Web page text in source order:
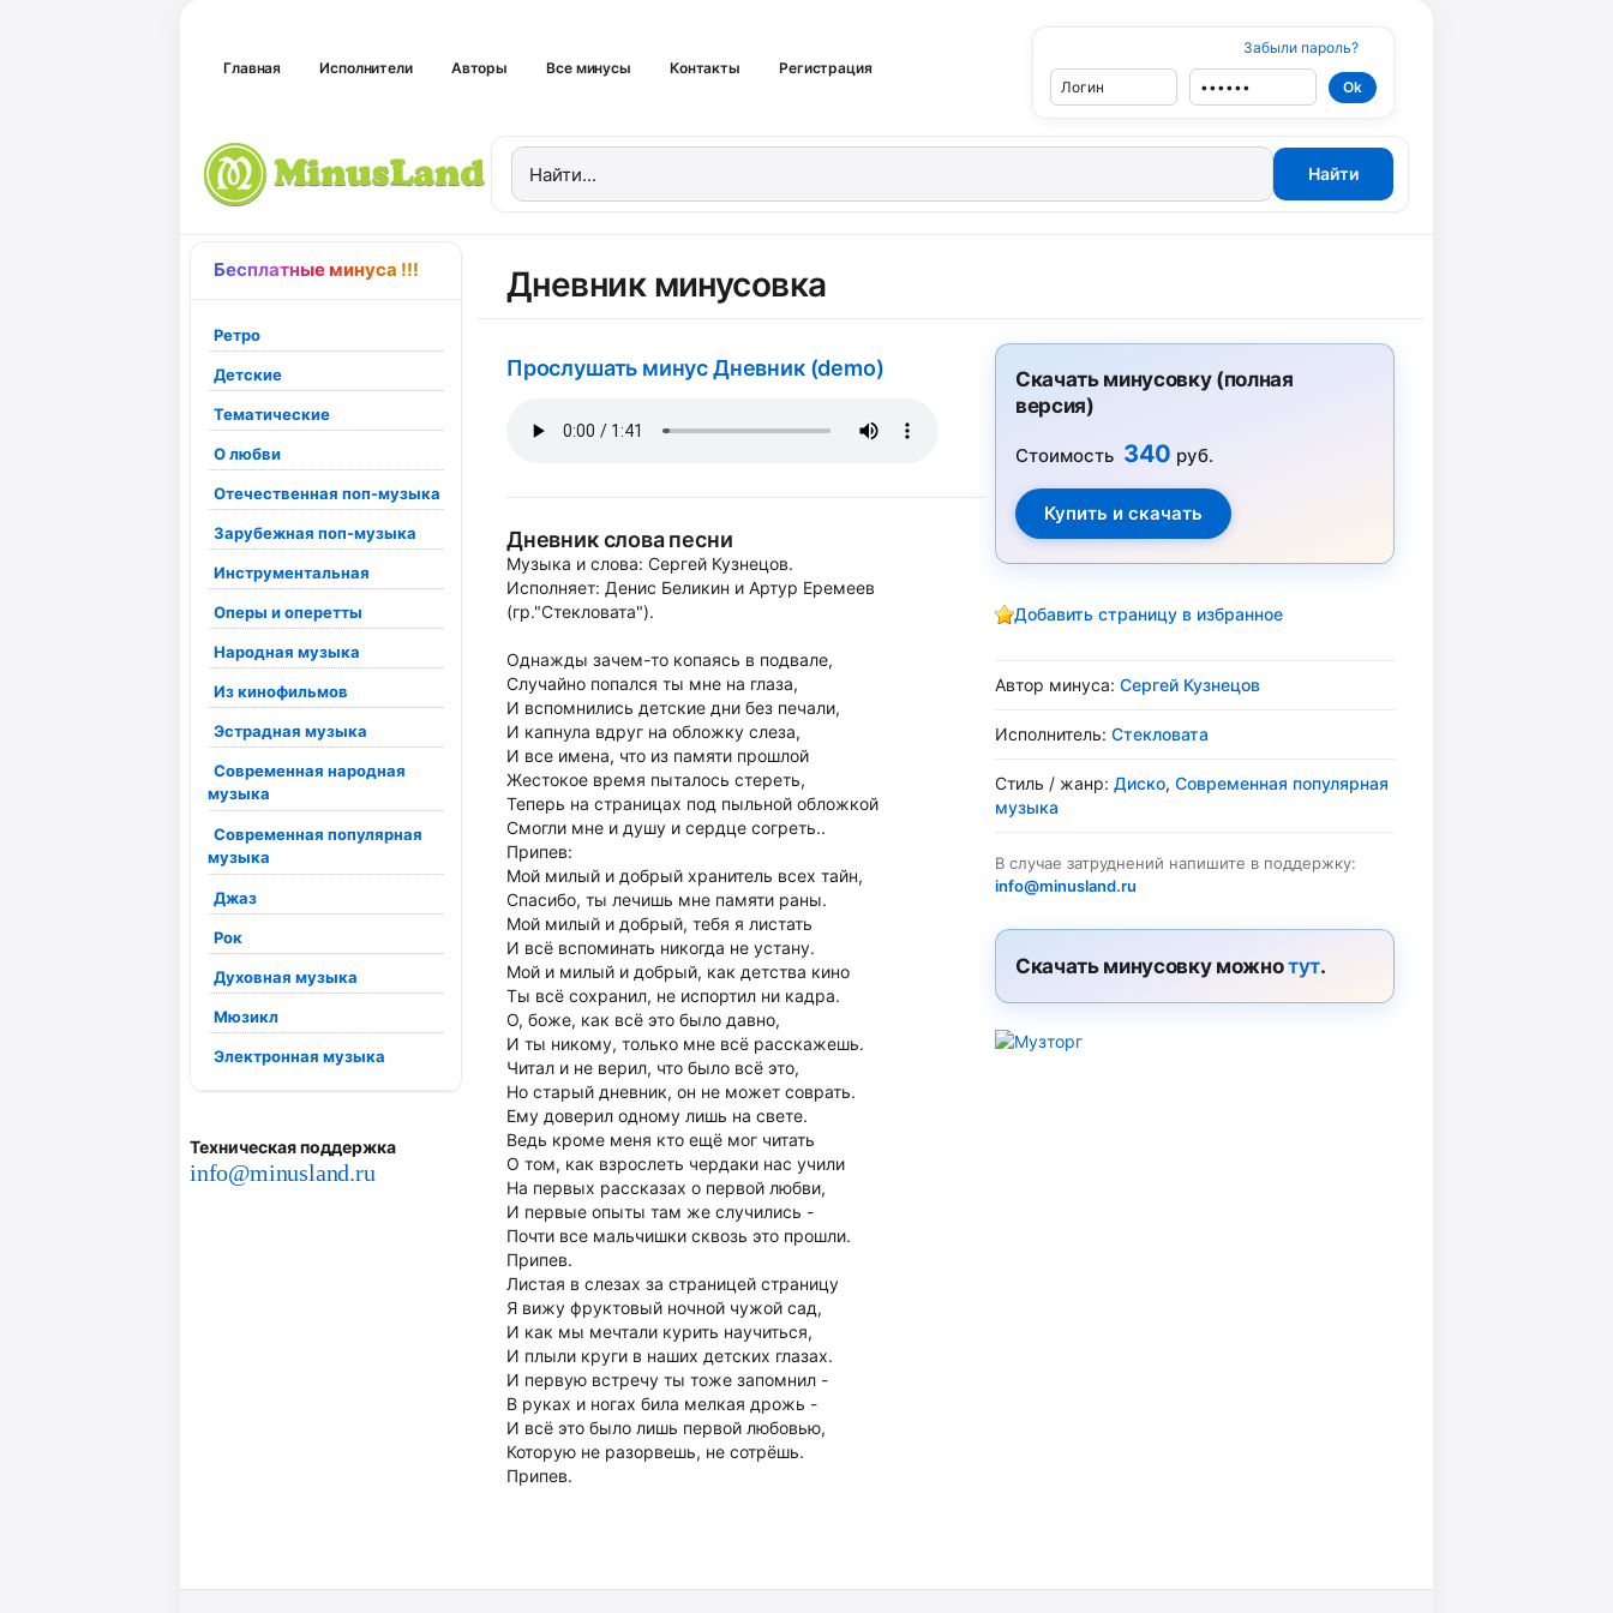
Главная Исполнители Авторы Все минусы Контакты Регистрация
Забыли пароль?
Бесплатные минуса !!!
Ретро
Детские
Тематические
О любви
Отечественная поп-музыка
Зарубежная поп-музыка
Инструментальная
Оперы и оперетты
Народная музыка
Из кинофильмов
Эстрадная музыка
Современная народная
музыка
Современная популярная
музыка
Джаз
Рок
Духовная музыка
Мюзикл
Электронная музыка
Техническая поддержка
info@minusland.ru
Дневник минусовка
Прослушать минус Дневник (demo)
Дневник слова песни
Музыка и слова: Сергей Кузнецов.
Исполняет: Денис Беликин и Артур Еремеев
(гр."Стекловата").
Однажды зачем-то копаясь в подвале,
Случайно попался ты мне на глаза,
И вспомнились детские дни без печали,
И капнула вдруг на обложку слеза,
И все имена, что из памяти прошлой
Жестокое время пыталось стереть,
Теперь на страницах под пыльной обложкой
Смогли мне и душу и сердце согреть..
Припев:
Мой милый и добрый хранитель всех тайн,
Спасибо, ты лечишь мне памяти раны.
Мой милый и добрый, тебя я листать
И всё вспоминать никогда не устану.
Мой и милый и добрый, как детства кино
Ты всё сохранил, не испортил ни кадра.
О, боже, как всё это было давно,
И ты никому, только мне всё расскажешь.
Читал и не верил, что было всё это,
Но старый дневник, он не может соврать.
Ему доверил одному лишь на свете.
Ведь кроме меня кто ещё мог читать
О том, как взрослеть чердаки нас учили
На первых рассказах о первой любви,
И первые опыты там же случились -
Почти все мальчишки сквозь это прошли.
Припев.
Листая в слезах за страницей страницу
Я вижу фруктовый ночной чужой сад,
И как мы мечтали курить научиться,
И плыли круги в наших детских глазах.
И первую встречу ты тоже запомнил -
В руках и ногах била мелкая дрожь -
И всё это было лишь первой любовью,
Которую не разорвешь, не сотрёшь.
Припев.
Скачать минусовку (полная
версия)
Стоимость 340 руб.
Добавить страницу в избранное
Автор минуса: Сергей Кузнецов
Исполнитель: Стекловата
Стиль / жанр: Диско, Современная популярная
музыка
В случае затруднений напишите в поддержку:
info@minusland.ru
Скачать минусовку можнотут.